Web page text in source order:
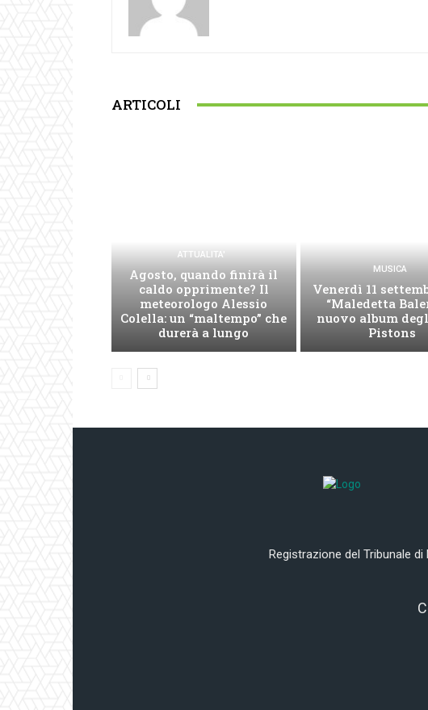
ARTICOLI
ATTUALITA'
Agosto, quando finirà il
caldo opprimente? Il
meteorologo Alessio
Colella: un “maltempo” che
durerà a lungo
MUSICA
Venerdì 11
“Maledetta
nuovo album
Pistons
Registrazione del Tribunale